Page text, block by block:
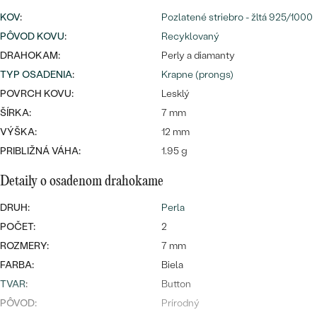
Wave kolekcia
PODĽA TVARU DRAHOKAMU
NA MIERU
DIAMANTY
náušnice
Personalizované
OBJAVIŤ
Najpredávanejšie
prstene
PREZRIEŤ
KOV:
Pozlatené striebro - žltá 925/1000
PÔVOD KOVU:
Recyklovaný
DRAHOKAM:
Perly a diamanty
TYP OSADENIA:
Krapne (prongs)
POVRCH KOVU:
Lesklý
ŠÍRKA:
7 mm
VÝŠKA:
12 mm
PRIBLIŽNÁ VÁHA:
1.95 g
Detaily o osadenom drahokame
DRUH:
Perla
POČET:
2
ROZMERY:
7 mm
FARBA:
Biela
TVAR:
Button
PÔVOD:
Prírodný